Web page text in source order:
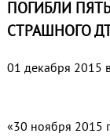
ПОГИБЛИ
СТРАШНОГО
01 декабря 2015
«30 ноября 2015